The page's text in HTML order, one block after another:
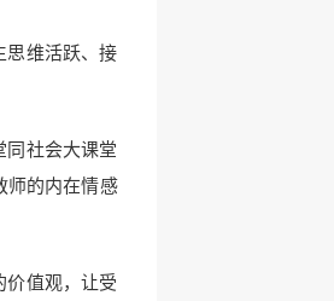
思维活跃、接
社会大课堂
师的内在情感
值观，让受